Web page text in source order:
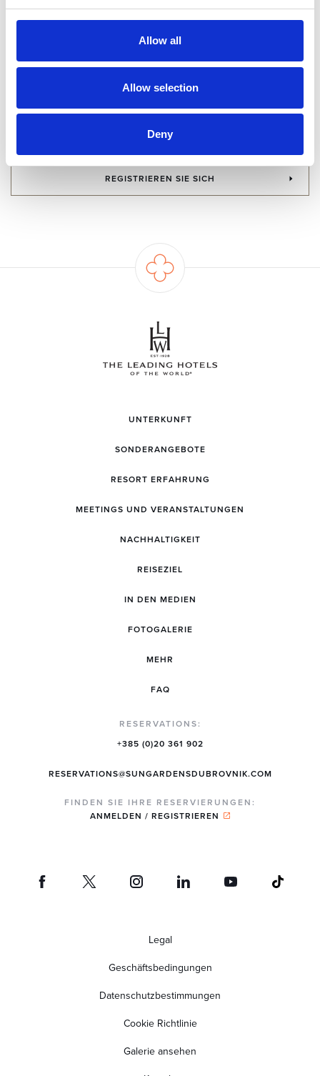
Allow all
Allow selection
Deny
Angebote.
REGISTRIEREN SIE SICH
UNTERKUNFT
SONDERANGEBOTE
RESORT ERFAHRUNG
MEETINGS UND VERANSTALTUNGEN
NACHHALTIGKEIT
REISEZIEL
IN DEN MEDIEN
FOTOGALERIE
MEHR
FAQ
RESERVATIONS:
+385 (0)20 361 902
RESERVATIONS@SUNGARDENSDUBROVNIK.COM
FINDEN SIE IHRE RESERVIERUNGEN:
ANMELDEN / REGISTRIEREN
Legal
Geschäftsbedingungen
Datenschutzbestimmungen
Cookie Richtlinie
Galerie ansehen